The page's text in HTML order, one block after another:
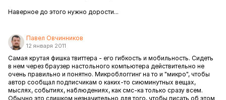
Наверное до этого нужно дорости...
Павел Овчинников
12 января 2011
Самая крутая фишка твиттера - его гибкость и мобильность. Сидеть
в нем через браузер настольного компьютера действительно не
очень правильно и понятно. Микроблоггинг на то и "микро", чтобы
автор сообщал подписчикам о каких-то сиюминутных вещах,
мыслях, событиях, наблюдениях, как смс-ка только сразу всем.
Обычно это слишком незначительно для того, чтобы писать об этом